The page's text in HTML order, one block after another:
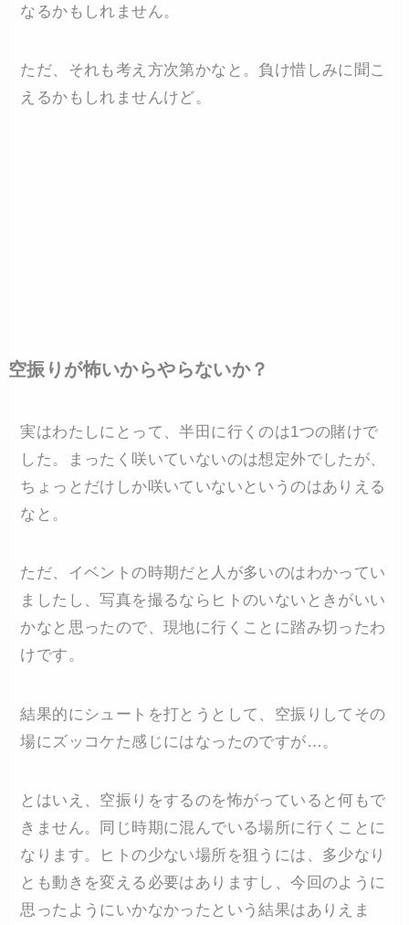
なるかもしれません。
ただ、それも考え方次第かなと。負け惜しみに聞こ
えるかもしれませんけど。
空振りが怖いからやらないか？
実はわたしにとって、半田に行くのは1つの賭けで
した。まったく咲いていないのは想定外でしたが、
ちょっとだけしか咲いていないというのはありえる
なと。
ただ、イベントの時期だと人が多いのはわかってい
ましたし、写真を撮るならヒトのいないときがいい
かなと思ったので、現地に行くことに踏み切ったわ
けです。
結果的にシュートを打とうとして、空振りしてその
場にズッコケた感じにはなったのですが…。
とはいえ、空振りをするのを怖がっていると何もで
きません。同じ時期に混んでいる場所に行くことに
なります。ヒトの少ない場所を狙うには、多少なり
とも動きを変える必要はありますし、今回のように
思ったようにいかなかったという結果はありえま